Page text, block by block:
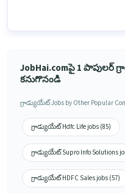
JobHai.comపై 1 పాపులర్
కనుగొనండి
గ్రాడ్యుయేట్ Jobs by Other Popular
గ్రాడ్యుయేట్ Hdfc Life jobs (85)
గ్రాడ్యుయేట్ Supro Info Solutions
గ్రాడ్యుయేట్ HDFC Sales jobs (57)